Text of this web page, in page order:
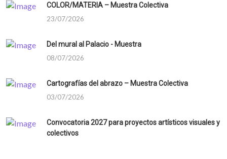
COLOR/MATERIA – Muestra Colectiva
23/07/2026
Del mural al Palacio - Muestra
08/07/2026
Cartografías del abrazo – Muestra Colectiva
03/07/2026
Convocatoria 2027 para proyectos artísticos visuales y
colectivos